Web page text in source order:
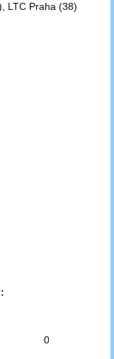
LTC Praha (38)
0